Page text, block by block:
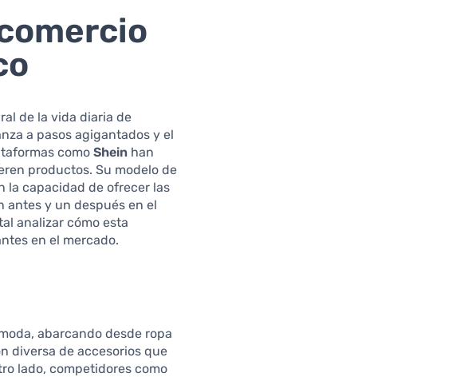
de la vida diaria de
a pasos agigantados y el
comoShein han
productos. Su modelo de
la capacidad de ofrecer las
antes y un después en el
analizar cómo esta
en el mercado.
abarcando desde ropa
diversa de accesorios que
lado, competidores como